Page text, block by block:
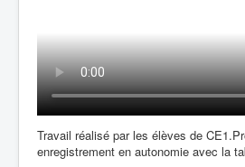
Travail réalisé par les élèves de
enregistrement en autonomie avec la